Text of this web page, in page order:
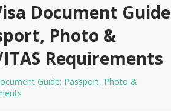
Document
Photo &
Requirements
Guide: Passport, Photo &